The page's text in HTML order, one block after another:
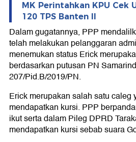
MK Perintahkan KPU Cek
120 TPS Banten II
Dalam gugatannya, PPP
telah melakukan pelanggaran
menemukan status Erick
berdasarkan putusan PN
207/Pid.B/2019/PN.
Erick merupakan salah satu caleg
mendapatkan kursi. PPP
ikut serta dalam Pileg DPRD
mendapatkan kursi sebab suara